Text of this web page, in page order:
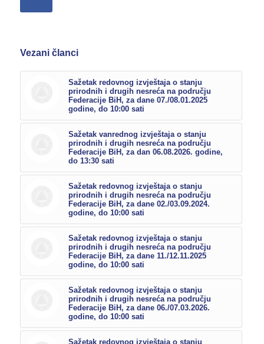
Vezani članci
Sažetak redovnog izvještaja o stanju
prirodnih i drugih nesreća na području
Federacije BiH, za dane 07./08.01.2025
godine, do 10:00 sati
Sažetak vanrednog izvještaja o stanju
prirodnih i drugih nesreća na području
Federacije BiH, za dan 06.08.2026. godine,
do 13:30 sati
Sažetak redovnog izvještaja o stanju
prirodnih i drugih nesreća na području
Federacije BiH, za dane 02./03.09.2024.
godine, do 10:00 sati
Sažetak redovnog izvještaja o stanju
prirodnih i drugih nesreća na području
Federacije BiH, za dane 11./12.11.2025
godine, do 10:00 sati
Sažetak redovnog izvještaja o stanju
prirodnih i drugih nesreća na području
Federacije BiH, za dane 06./07.03.2026.
godine, do 10:00 sati
Sažetak redovnog izvještaja o stanju